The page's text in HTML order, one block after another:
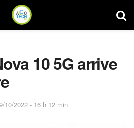
10 5G arrive
10/2022 - 16 h 12 min